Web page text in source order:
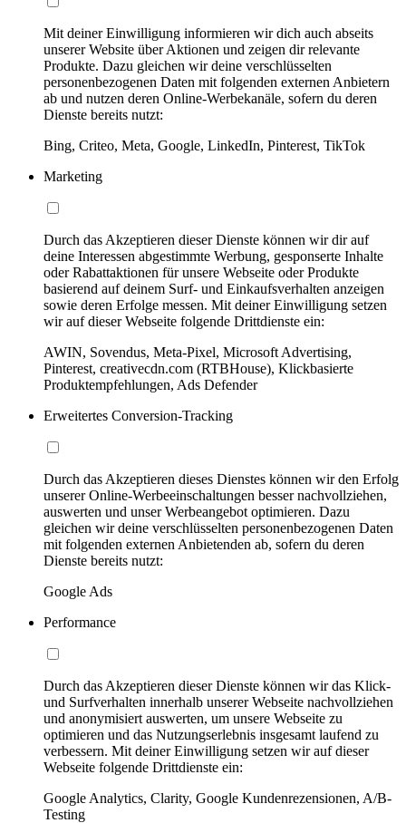
Mit deiner Einwilligung informieren wir dich auch abseits
unserer Website über Aktionen und zeigen dir relevante
Produkte. Dazu gleichen wir deine verschlüsselten
personenbezogenen Daten mit folgenden externen Anbietern
ab und nutzen deren Online-Werbekanäle, sofern du deren
Dienste bereits nutzt:
Bing, Criteo, Meta, Google, LinkedIn, Pinterest, TikTok
Marketing
Durch das Akzeptieren dieser Dienste können wir dir auf
deine Interessen abgestimmte Werbung, gesponserte Inhalte
oder Rabattaktionen für unsere Webseite oder Produkte
basierend auf deinem Surf- und Einkaufsverhalten anzeigen
sowie deren Erfolge messen. Mit deiner Einwilligung setzen
wir auf dieser Webseite folgende Drittdienste ein:
AWIN, Sovendus, Meta-Pixel, Microsoft Advertising,
Pinterest, creativecdn.com (RTBHouse), Klickbasierte
Produktempfehlungen, Ads Defender
Erweitertes Conversion-Tracking
Durch das Akzeptieren dieses Dienstes können wir den Erfolg
unserer Online-Werbeeinschaltungen besser nachvollziehen,
auswerten und unser Werbeangebot optimieren. Dazu
gleichen wir deine verschlüsselten personenbezogenen Daten
mit folgenden externen Anbietenden ab, sofern du deren
Dienste bereits nutzt:
Google Ads
Performance
Durch das Akzeptieren dieser Dienste können wir das Klick-
und Surfverhalten innerhalb unserer Webseite nachvollziehen
und anonymisiert auswerten, um unsere Webseite zu
optimieren und das Nutzungserlebnis insgesamt laufend zu
verbessern. Mit deiner Einwilligung setzen wir auf dieser
Webseite folgende Drittdienste ein:
Google Analytics, Clarity, Google Kundenrezensionen, A/B-
Testing